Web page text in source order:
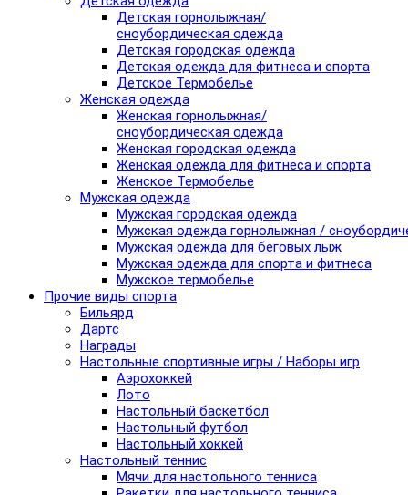
Детская горнолыжная/
сноубордическая одежда
Детская городская одежда
Детская одежда для фитнеса и спорта
Детское Термобелье
Женская одежда
Женская горнолыжная/
сноубордическая одежда
Женская городская одежда
Женская одежда для фитнеса и спорта
Женское Термобелье
Мужская одежда
Мужская городская одежда
Мужская одежда горнолыжная /
Мужская одежда для беговых лыж
Мужская одежда для спорта и фитнеса
Мужское термобелье
Прочие виды спорта
Бильярд
Дартс
Награды
Настольные спортивные игры / Наборы игр
Аэрохоккей
Лото
Настольный баскетбол
Настольный футбол
Настольный хоккей
Настольный теннис
Мячи для настольного тенниса